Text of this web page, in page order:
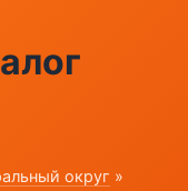
округ »